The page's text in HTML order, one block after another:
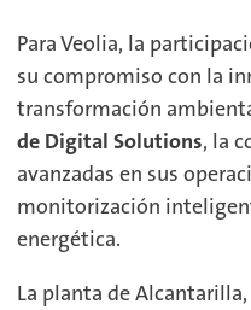
Para Veolia, la
su compromiso con la
transformación
de Digital Solutions, la
avanzadas en sus
monitorización
energética.
La planta de